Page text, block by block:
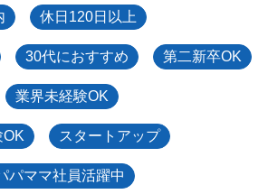
休日120日以上
30代におすすめ 第二新卒OK
業界未経験OK
OK スタートアップ
パママ社員活躍中